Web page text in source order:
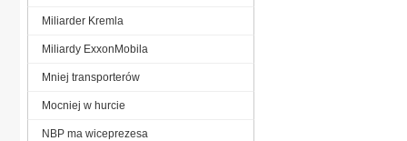
Miliarder Kremla
Miliardy ExxonMobila
Mniej transporterów
Mocniej w hurcie
NBP ma wiceprezesa